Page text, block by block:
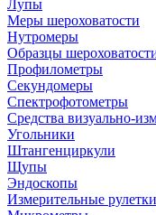
Лупы
Меры шероховатости
Нутромеры
Образцы
Профилометры
Секундомеры
Спектрофотометры
Средства визуально-
Угольники
Штангенциркули
Щупы
Эндоскопы
Измерительные рулетки